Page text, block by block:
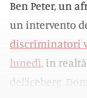
Ben Peter, un
un intervento
discriminatori
lunedì, in
del'iceberg.